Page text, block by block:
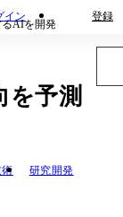
イン 登録
るAIを開発
を予測
研究開発